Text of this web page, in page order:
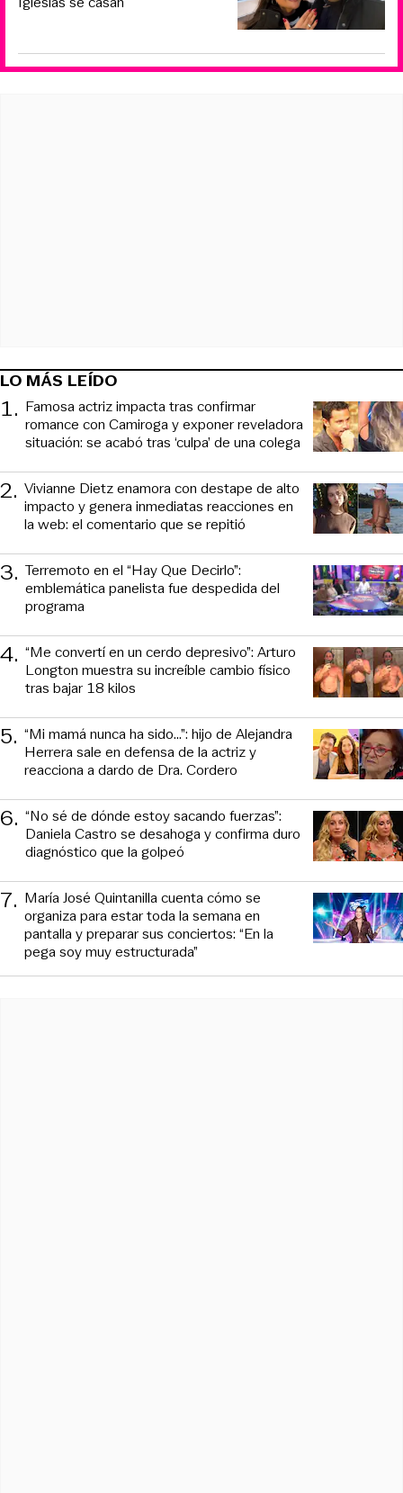
LO MÁS LEÍDO
1. Famosa actriz impacta tras confirmar
romance con Camiroga y exponer reveladora
situación: se acabó tras ‘culpa’ de una colega
2. Vivianne Dietz enamora con destape de alto
impacto y genera inmediatas reacciones en
la web: el comentario que se repitió
3. Terremoto en el “Hay Que Decirlo”:
emblemática panelista fue despedida del
programa
4. “Me convertí en un cerdo depresivo”: Arturo
Longton muestra su increíble cambio físico
tras bajar 18 kilos
5. “Mi mamá nunca ha sido...”: hijo de Alejandra
Herrera sale en defensa de la actriz y
reacciona a dardo de Dra. Cordero
6. “No sé de dónde estoy sacando fuerzas”:
Daniela Castro se desahoga y confirma duro
diagnóstico que la golpeó
7. María José Quintanilla cuenta cómo se
organiza para estar toda la semana en
pantalla y preparar sus conciertos: “En la
pega soy muy estructurada”